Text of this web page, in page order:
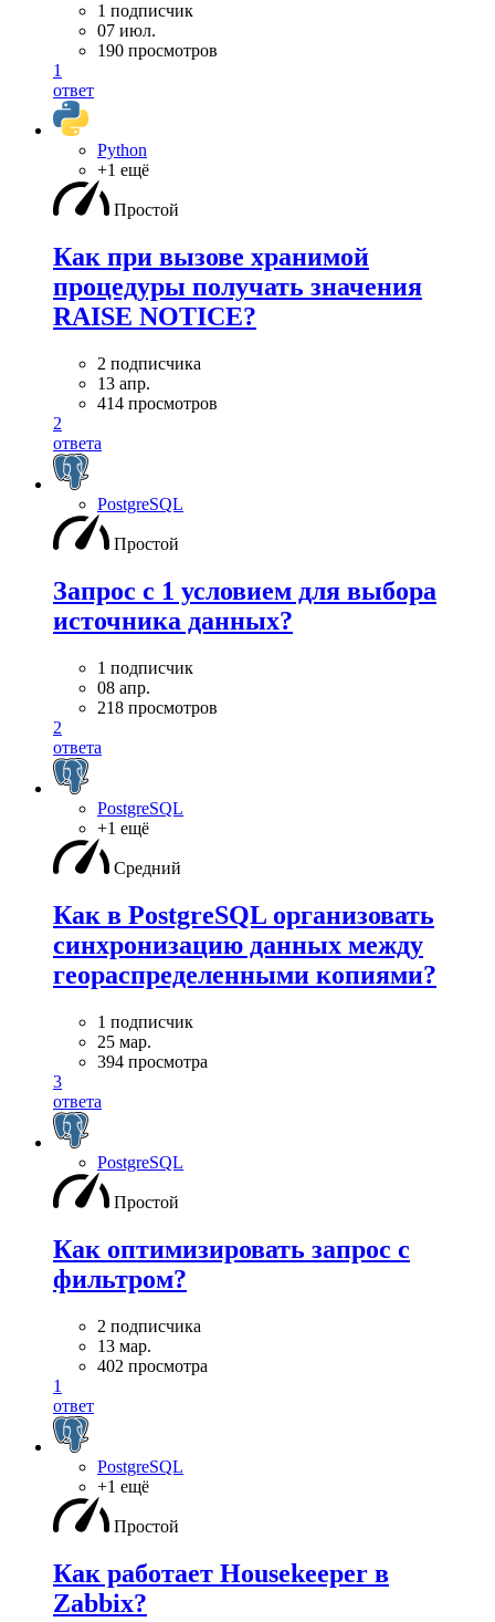
1 подписчик
07 июл.
190 просмотров
1
ответ
Python
+1 ещё
Простой
Как при вызове хранимой
процедуры получать значения
RAISE NOTICE?
2 подписчика
13 апр.
414 просмотров
2
ответа
PostgreSQL
Простой
Запрос с 1 условием для выбора
источника данных?
1 подписчик
08 апр.
218 просмотров
2
ответа
PostgreSQL
+1 ещё
Средний
Как в PostgreSQL организовать
синхронизацию данных между
геораспределенными копиями?
1 подписчик
25 мар.
394 просмотра
3
ответа
PostgreSQL
Простой
Как оптимизировать запрос с
фильтром?
2 подписчика
13 мар.
402 просмотра
1
ответ
PostgreSQL
+1 ещё
Простой
Как работает Housekeeper в
Zabbix?